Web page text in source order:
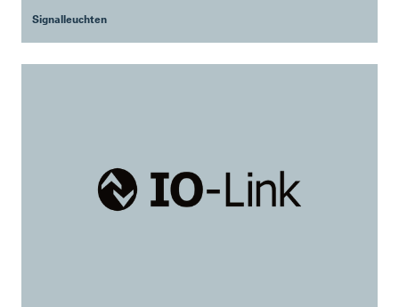
Signalleuchten